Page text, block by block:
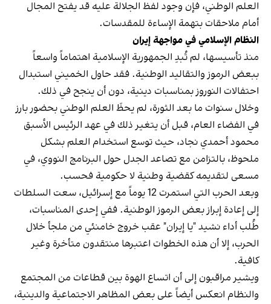
العلم الوطني، فإن وجود لفظ الجلالة عليه قد يفتح المجال
أمام ملاحقات بتهمة الإساءة للمقدسات.
النظام الإسلامي في مواجهة إيران
منذ تأسيسها، لم تُبدِ الجمهورية الإسلامية اهتماماً واسعاً
ببعض الرموز والتقاليد الوطنية. فقد حاول الخميني استبدال
احتفالات النوروز بمناسبات دينية، دون أن ينجح في ذلك.
وخلال سنوات ما بعد الثورة، لم يحظَ العلم الوطني بحضور بارز
في الفضاء العام، قبل أن يتغير ذلك في عهد الرئيس الأسبق
محمود أحمدي‌ نجاد، حيث توسع استخدام العلم بشكل
ملحوظ، بالتزامن مع تصاعد الجدل حول البرنامج النووي، في
مسعى لتقديمه كقضية وطنية لا حكومية فحسب.
وبعد الحرب التي استمرت 12 يوماً مع إسرائيل، سعت السلطات
إلى إعادة إبراز بعض الرموز الوطنية. ففي إحدى المناسبات،
طُلب أداء نشيد "يا إيران" عقب خروج خامنئي من ملجأ خلال
الحرب، إلا أن هذه الخطوات اعتبرها منتقدون متأخرة وغير
كافية.
ويشير مراقبون إلى أن اتساع الهوة بين قطاعات من المجتمع
والنظام انعكس أيضاً على بعض المظاهر الاجتماعية والدينية،